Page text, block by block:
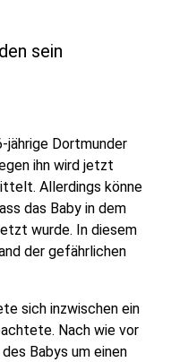
sein
jährige Dortmunder
ihn wird jetzt
Allerdings könne
das Baby in dem
wurde. In diesem
der gefährlichen
sich inzwischen ein
Nach wie vor
Babys um einen